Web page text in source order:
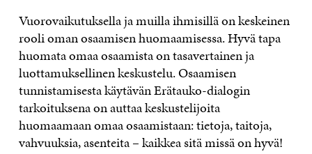
Vuorovaikutuksella ja muilla ihmisillä on keskeinen
rooli oman osaamisen huomaamisessa. Hyvä tapa
huomata omaa osaamista on tasavertainen ja
luottamuksellinen keskustelu. Osaamisen
tunnistamisesta käytävän Erätauko-dialogin
tarkoituksena on auttaa keskustelijoita
huomaamaan omaa osaamistaan: tietoja, taitoja,
vahvuuksia, asenteita – kaikkea sitä missä on hyvä!